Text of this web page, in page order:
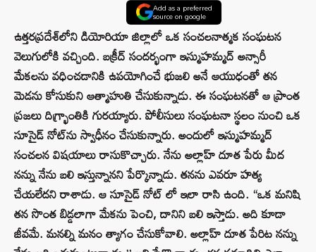
Add as a preferred
source on google
ఉత్తరప్రదేశ్‌లోని డియోరియా జిల్లాలో ఒక సంచలనాత్మక సంఘటన
వెలుగులోకి వచ్చింది. బక్రీద్ సందర్భంగా ఇస్ముహమ్మద్ అన్సారీ
మేకలను వధించడానికి ఉపయోగించే భుజలి అనే ఆయుధంతో తన
మెడను కోసుకుని ఆత్మాహుతి చేసుకున్నాడు. ఈ సంఘటనతో ఆ ప్రాంత
ప్రజలు దిగ్భ్రాంతికి గురయ్యారు. పోలీసులు సంఘటనా స్థలం నుంచి ఒక
సూసైడ్ నోట్‌ను స్వాధీనం చేసుకున్నారు. అందులో ఇస్ముహమ్మద్
సంచలన విషయాలు రాసుకొచ్చారు. నేను అల్లాహ్ దూత పేరు మీద
నన్ను నేను బలి ఇస్తున్నానని పేర్కొన్నాడు. తనను ఎవరూ హత్య
చేయలేదని రాశాడు. ఆ సూసైడ్ నోట్ లో ఇలా రాసి ఉంది. “ఒక మనిషి
తన సొంత బిడ్డలాగా మేకను పెంచి, దానిని బలి ఇస్తాడు. అది కూడా
జీవమే. మనల్ని మనం త్యాగం చేసుకోవాలి. అల్లాహ్ దూత పేరిట నన్ను